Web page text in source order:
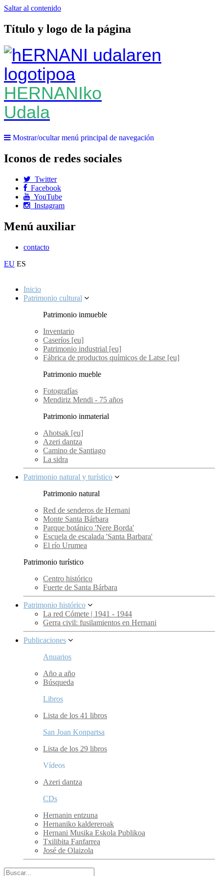
Saltar al contenido
Título y logo de la página
HERNANIko
Udala
Mostrar/ocultar menú principal de navegación
Iconos de redes sociales
Twitter
Facebook
YouTube
Instagram
Menú auxiliar
contacto
EU ES
Inicio
Patrimonio cultural
Patrimonio inmueble
Inventario
Caseríos [eu]
Patrimonio industrial [eu]
Fábrica de productos químicos de Latse [eu]
Patrimonio mueble
Fotografías
Mendiriz Mendi - 75 años
Patrimonio inmaterial
Ahotsak [eu]
Azeri dantza
Camino de Santiago
La sidra
Patrimonio natural y turístico
Patrimonio natural
Red de senderos de Hernani
Monte Santa Bárbara
Parque botánico 'Nere Borda'
Escuela de escalada 'Santa Barbara'
El río Urumea
Patrimonio turístico
Centro histórico
Fuerte de Santa Bárbara
Patrimonio histórico
La red Cómete | 1941 - 1944
Gerra civil: fusilamientos en Hernani
Publicaciones
Anuarios
Año a año
Búsqueda
Libros
Lista de los 41 libros
San Joan Konpartsa
Lista de los 29 libros
Vídeos
Azeri dantza
CDs
Hernanin entzuna
Hernaniko kaldereroak
Hernani Musika Eskola Publikoa
Txilibita Fanfarrea
José de Olaizola